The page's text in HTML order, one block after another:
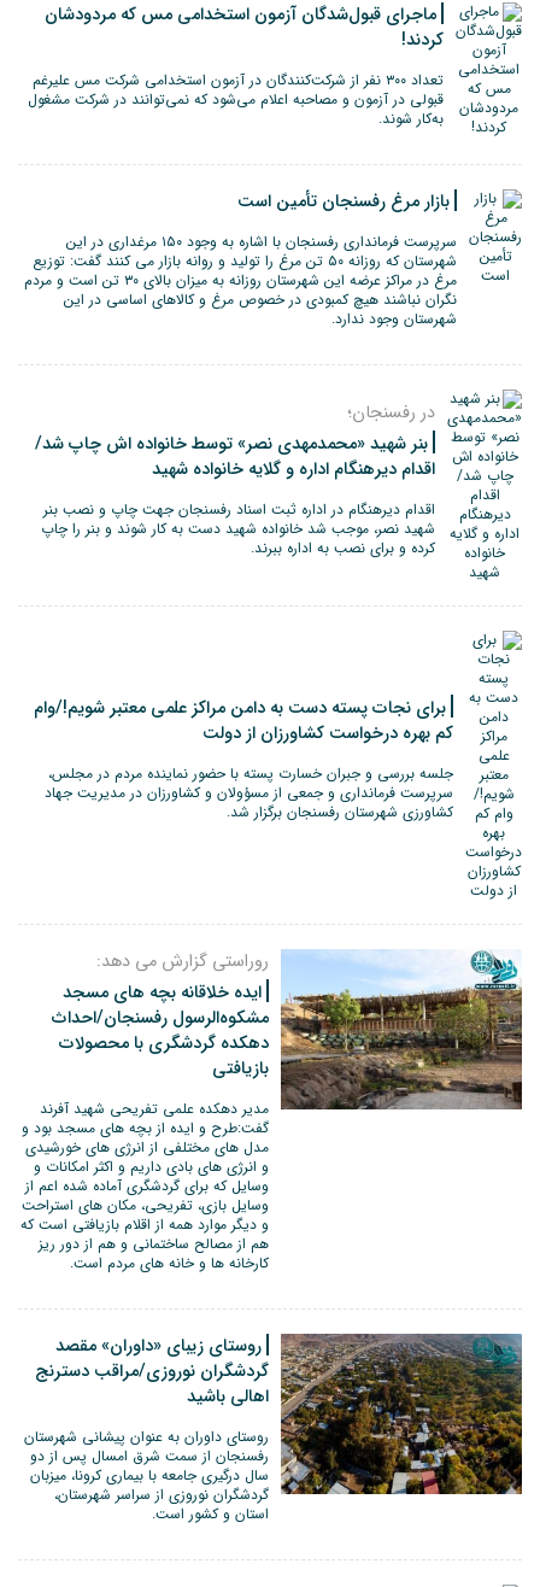
ماجرای قبول‌شدگان آزمون استخدامی مس که مردودشان
کردند!
تعداد ۳۰۰ نفر از شرکت‌کنندگان در آزمون استخدامی شرکت مس علیرغم
قبولی در آزمون و مصاحبه اعلام می‌شود که نمی‌توانند در شرکت مشغول
به‌کار شوند.
بازار مرغ رفسنجان تأمین است
سرپرست فرمانداری رفسنجان با اشاره به وجود ۱۵۰ مرغداری در این
شهرستان که روزانه ۵۰ تن مرغ را تولید و روانه بازار می کنند گفت: توزیع
مرغ در مراکز عرضه این شهرستان روزانه به میزان بالای ۳۰ تن است و مردم
نگران نباشند هیچ کمبودی در خصوص مرغ و کالاهای اساسی در این
شهرستان وجود ندارد.
در رفسنجان؛
بنر شهید «محمدمهدی نصر» توسط خانواده اش چاپ شد/
اقدام دیرهنگام اداره و گلایه خانواده شهید
اقدام دیرهنگام در اداره ثبت اسناد رفسنجان جهت چاپ و نصب بنر
شهید نصر، موجب شد خانواده شهید دست به کار شوند و بنر را چاپ
کرده و برای نصب به اداره ببرند.
برای نجات پسته دست به دامن مراکز علمی معتبر شویم!/وام
کم بهره درخواست کشاورزان از دولت
جلسه بررسی و جبران خسارت پسته با حضور نماینده مردم در مجلس،
سرپرست فرمانداری و جمعی از مسؤولان و کشاورزان در مدیریت جهاد
کشاورزی شهرستان رفسنجان برگزار شد.
روراستی گزارش می دهد:
ایده خلاقانه بچه های مسجد
مشکوه‌الرسول رفسنجان/احداث
دهکده گردشگری با محصولات
بازیافتی
مدیر دهکده علمی تفریحی شهید آفرند
گفت:طرح و ایده از بچه های مسجد بود و
مدل های مختلفی از انرژی های خورشیدی
و انرژی های بادی داریم و اکثر امکانات و
وسایل که برای گردشگری آماده شده اعم از
وسایل بازی، تفریحی، مکان های استراحت
و دیگر موارد همه از اقلام بازیافتی است که
هم از مصالح ساختمانی و هم از دور ریز
کارخانه ها و خانه های مردم است.
روستای زیبای «داوران» مقصد
گردشگران نوروزی/مراقب دسترنج
اهالی باشید
روستای داوران به عنوان پیشانی شهرستان
رفسنجان از سمت شرق امسال پس از دو
سال درگیری جامعه با بیماری کرونا، میزبان
گردشگران نوروزی از سراسر شهرستان،
استان و کشور است.